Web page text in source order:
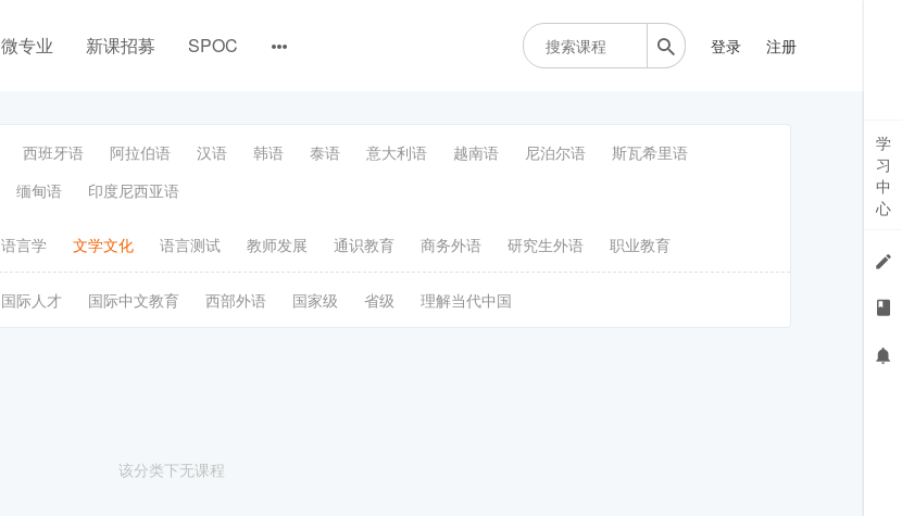
微专业 新课招募 SPOC 登录 注册
西班牙语 阿拉伯语 汉语 韩语 泰语 意大利语 越南语 尼泊尔语
斯瓦希里语
缅甸语 印度尼西亚语
语言学 文学文化 语言测试 教师发展 通识教育 商务外语 研究生外语 职业教育
国际人才 国际中文教育 西部外语 国家级 省级 理解当代中国
该分类下无课程
学
习
中
心